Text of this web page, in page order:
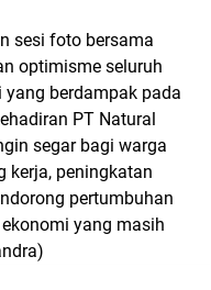
sesi foto bersama
optimisme seluruh
berdampak pada
PT Natural
segar bagi warga
kerja, peningkatan
pertumbuhan
yang masih